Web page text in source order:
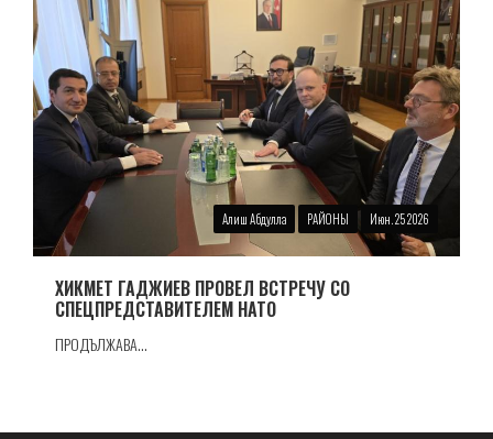
Алиш Абдулла РАЙОНЫ Июн. 25 2026
ХИКМЕТ ГАДЖИЕВ ПРОВЕЛ ВСТРЕЧУ СО
СПЕЦПРЕДСТАВИТЕЛЕМ НАТО
ПРОДЪЛЖАВА...